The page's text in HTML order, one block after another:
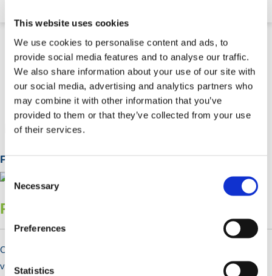
This website uses cookies
We use cookies to personalise content and ads, to
provide social media features and to analyse our traffic.
We also share information about your use of our site with
our social media, advertising and analytics partners who
may combine it with other information that you’ve
provided to them or that they’ve collected from your use
of their services.
Consent
Selection
Necessary
Preferences
Statistics
Plantenbakken
Populaire Categorieën
Rookoverkappingen
Creëer buitenrookruimtes met half overdekte rookoverkappingen
voor luchtcirculatie. Gemaakt van aluminium en UV-bestendig PET,